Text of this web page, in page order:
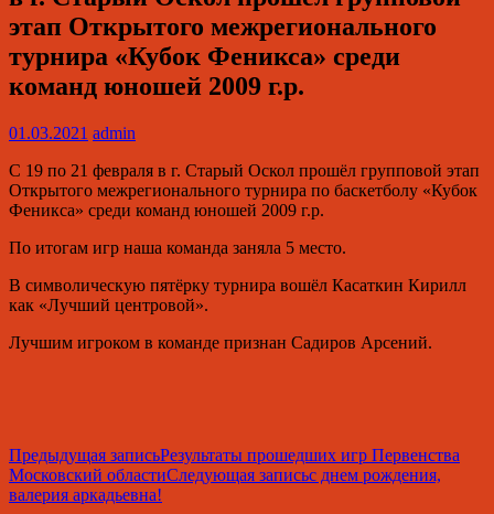
этап Открытого межрегионального
турнира «Кубок Феникса» среди
команд юношей 2009 г.р.
01.03.2021 admin
С 19 по 21 февраля в г. Старый Оскол прошёл групповой этап
Открытого межрегионального турнира по баскетболу «Кубок
Феникса» среди команд юношей 2009 г.р.
По итогам игр наша команда заняла 5 место.
В символическую пятёрку турнира вошёл Касаткин Кирилл
как «Лучший центровой».
Лучшим игроком в команде признан Садиров Арсений.
Навигация
по
Предыдущая записьРезультаты прошедших игр Первенства
Московский областиСледующая записьс днем рождения,
валерия аркадьевна!